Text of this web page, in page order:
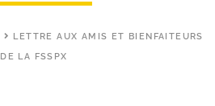
LETTRE AUX AMIS ET BIENFAITEURS
DE LA FSSPX